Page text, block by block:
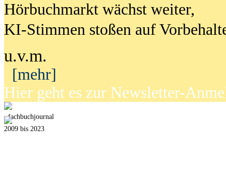
Hörbuchmarkt wächst weiter,
KI-Stimmen stoßen auf
u.v.m.
[mehr]
Hier geht es zur Newsletter-
fachbuchjournal
2009 bis 2023